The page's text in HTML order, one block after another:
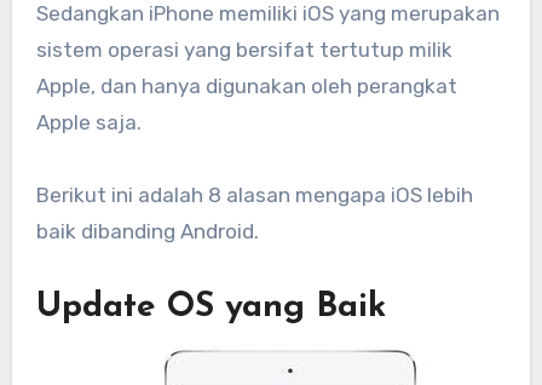
Sedangkan iPhone memiliki iOS yang merupakan
sistem operasi yang bersifat tertutup milik
Apple, dan hanya digunakan oleh perangkat
Apple saja.
Berikut ini adalah 8 alasan mengapa iOS lebih
baik dibanding Android.
Update OS yang Baik